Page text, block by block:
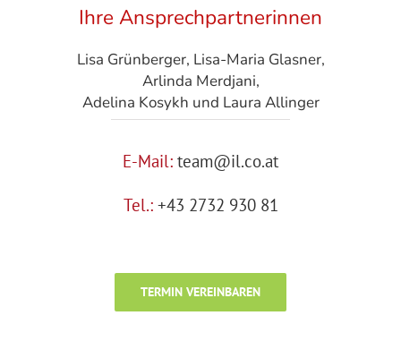
Ihre Ansprechpartnerinnen
Lisa Grünberger, Lisa-Maria Glasner,
Arlinda Merdjani,
Adelina Kosykh und Laura Allinger
E-Mail: team@il.co.at
Tel.: +43 2732 930 81
TERMIN VEREINBAREN